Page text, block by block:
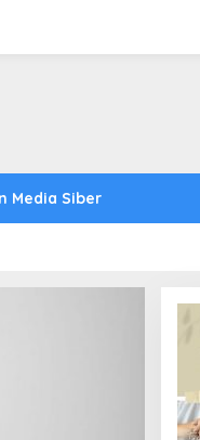
Media Siber